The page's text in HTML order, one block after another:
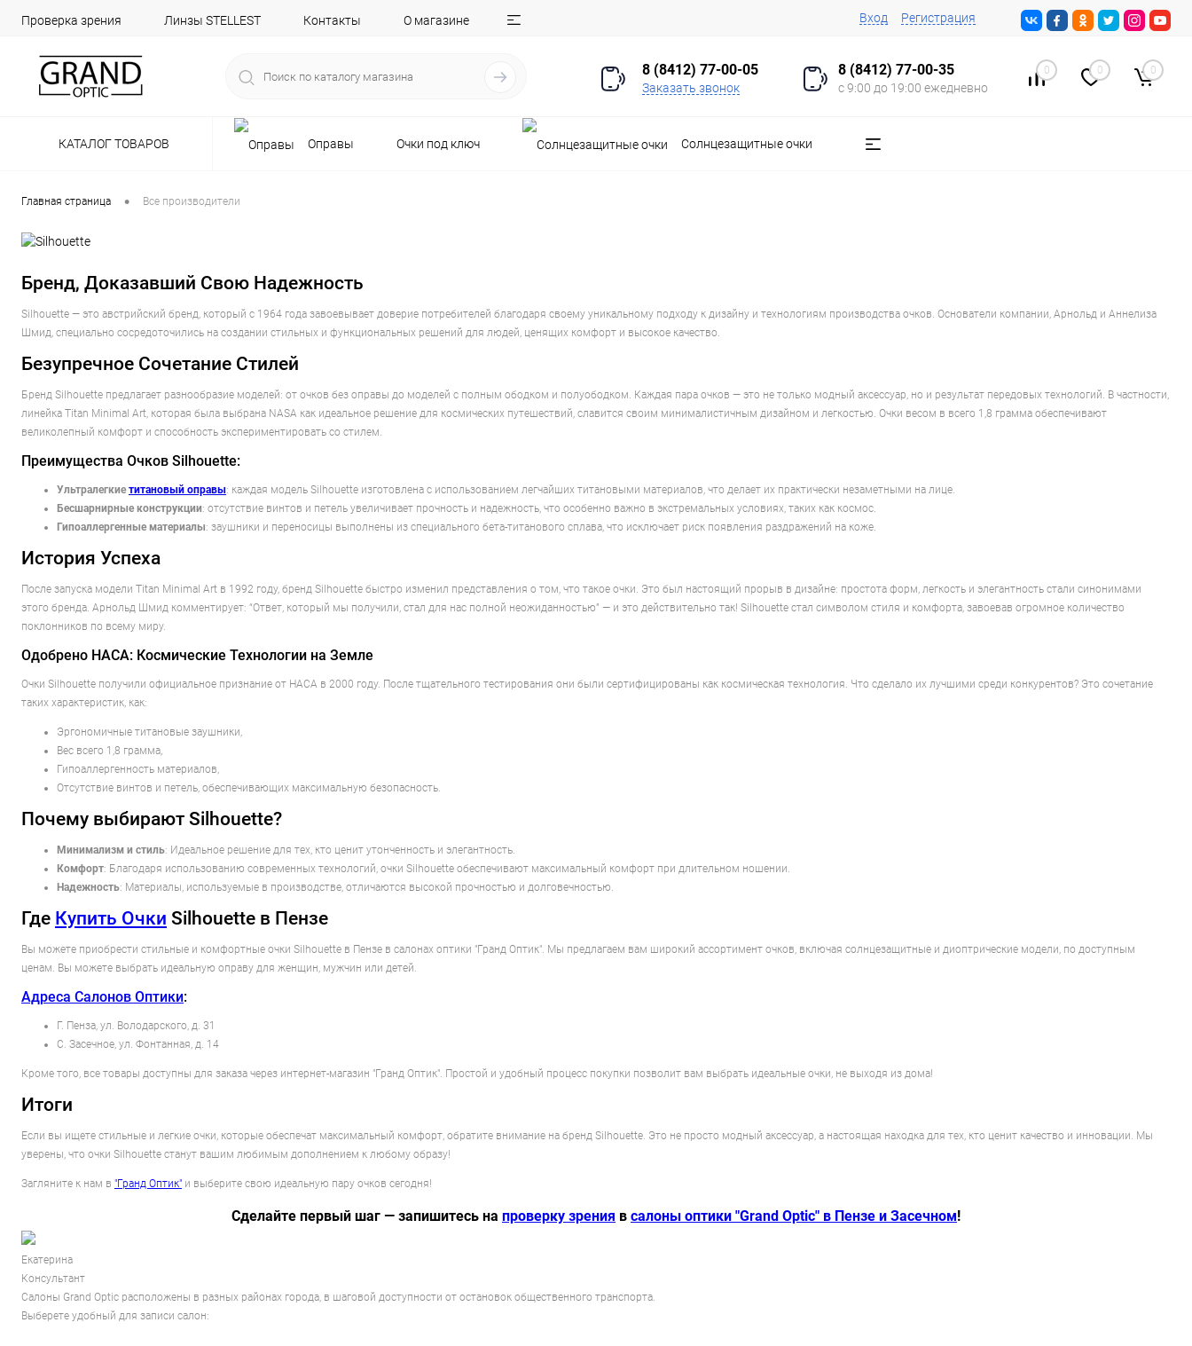
Проверка зрения Линзы STELLEST Контакты О магазине Вход Регистрация
8 (8412) 77-00-05
Заказать звонок
8 (8412) 77-00-35
с 9:00 до 19:00 ежедневно
0 0 0
КАТАЛОГ ТОВАРОВ Оправы Очки под ключ Солнцезащитные очки
Главная страница • Все производители
Бренд, Доказавший Свою Надежность
Silhouette — это австрийский бренд, который с 1964 года завоевывает доверие потребителей благодаря своему уникальному подходу к дизайну и технологиям производства очков. Основатели компании, Арнольд и Аннелиза
Шмид, специально сосредоточились на создании стильных и функциональных решений для людей, ценящих комфорт и высокое качество.
Безупречное Сочетание Стилей
Бренд Silhouette предлагает разнообразие моделей: от очков без оправы до моделей с полным ободком и полуободком. Каждая пара очков — это не только модный аксессуар, но и результат передовых технологий. В частности,
линейка Titan Minimal Art, которая была выбрана NASA как идеальное решение для космических путешествий, славится своим минималистичным дизайном и легкостью. Очки весом в всего 1,8 грамма обеспечивают
великолепный комфорт и способность экспериментировать со стилем.
Преимущества Очков Silhouette:
Ультралегкие титановый оправы: каждая модель Silhouette изготовлена с использованием легчайших титановыми материалов, что делает их практически незаметными на лице.
Бесшарнирные конструкции: отсутствие винтов и петель увеличивает прочность и надежность, что особенно важно в экстремальных условиях, таких как космос.
Гипоаллергенные материалы: заушники и переносицы выполнены из специального бета-титанового сплава, что исключает риск появления раздражений на коже.
История Успеха
После запуска модели Titan Minimal Art в 1992 году, бренд Silhouette быстро изменил представления о том, что такое очки. Это был настоящий прорыв в дизайне: простота форм, легкость и элегантность стали синонимами
этого бренда. Арнольд Шмид комментирует: “Ответ, который мы получили, стал для нас полной неожиданностью” — и это действительно так! Silhouette стал символом стиля и комфорта, завоевав огромное количество
поклонников по всему миру.
Одобрено НАСА: Космические Технологии на Земле
Очки Silhouette получили официальное признание от НАСА в 2000 году. После тщательного тестирования они были сертифицированы как космическая технология. Что сделало их лучшими среди конкурентов? Это сочетание
таких характеристик, как:
Эргономичные титановые заушники,
Вес всего 1,8 грамма,
Гипоаллергенность материалов,
Отсутствие винтов и петель, обеспечивающих максимальную безопасность.
Почему выбирают Silhouette?
Минимализм и стиль: Идеальное решение для тех, кто ценит утонченность и элегантность.
Комфорт: Благодаря использованию современных технологий, очки Silhouette обеспечивают максимальный комфорт при длительном ношении.
Надежность: Материалы, используемые в производстве, отличаются высокой прочностью и долговечностью.
Где Купить Очки Silhouette в Пензе
Вы можете приобрести стильные и комфортные очки Silhouette в Пензе в салонах оптики "Гранд Оптик". Мы предлагаем вам широкий ассортимент очков, включая солнцезащитные и диоптрические модели, по доступным
ценам. Вы можете выбрать идеальную оправу для женщин, мужчин или детей.
Адреса Салонов Оптики:
Г. Пенза, ул. Володарского, д. 31
С. Засечное, ул. Фонтанная, д. 14
Кроме того, все товары доступны для заказа через интернет-магазин "Гранд Оптик". Простой и удобный процесс покупки позволит вам выбрать идеальные очки, не выходя из дома!
Итоги
Если вы ищете стильные и легкие очки, которые обеспечат максимальный комфорт, обратите внимание на бренд Silhouette. Это не просто модный аксессуар, а настоящая находка для тех, кто ценит качество и инновации. Мы
уверены, что очки Silhouette станут вашим любимым дополнением к любому образу!
Загляните к нам в "Гранд Оптик" и выберите свою идеальную пару очков сегодня!
Сделайте первый шаг — запишитесь на проверку зрения в салоны оптики "Grand Optic" в Пензе и Засечном!
Екатерина
Консультант
Салоны Grand Optic расположены в разных районах города, в шаговой доступности от остановок общественного транспорта.
Выберете удобный для записи салон: